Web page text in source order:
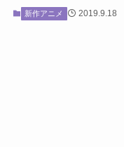
新作アニメ 2019.9.18